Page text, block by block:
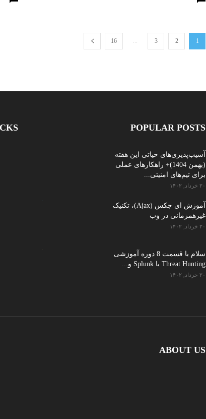
1
2
3
...
16
POPULAR POSTS
آسیب‌پذیری‌های حیاتی این هفته
(بهمن 1404)+ راهکارهای عملی
برای تیم‌های امنیتی...
۲۰ خرداد, ۱۴۰۲
آموزش ای جکس (Ajax)، تکنیک
غیرهمزمانی در وب
۲۰ خرداد, ۱۴۰۲
سلام با قسمت 8 دوره آموزشی
Threat Hunting با Splunk و...
۲۰ خرداد, ۱۴۰۲
ABOUT US